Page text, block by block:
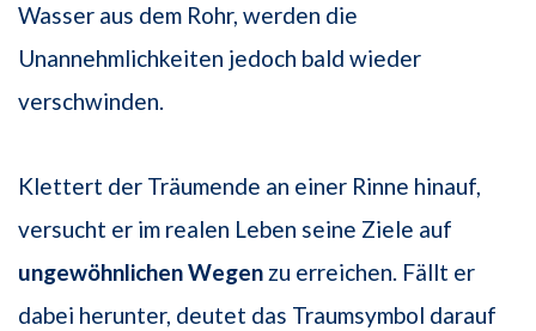
Wasser aus dem Rohr, werden die
Unannehmlichkeiten jedoch bald wieder
verschwinden.
Klettert der Träumende an einer Rinne hinauf,
versucht er im realen Leben seine Ziele auf
ungewöhnlichen Wegen zu erreichen. Fällt er
dabei herunter, deutet das Traumsymbol darauf